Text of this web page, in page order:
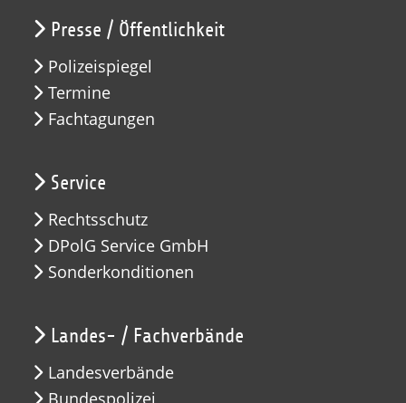
Presse / Öffentlichkeit
Polizeispiegel
Termine
Fachtagungen
Service
Rechtsschutz
DPolG Service GmbH
Sonderkonditionen
Landes- / Fachverbände
Landesverbände
Bundespolizei